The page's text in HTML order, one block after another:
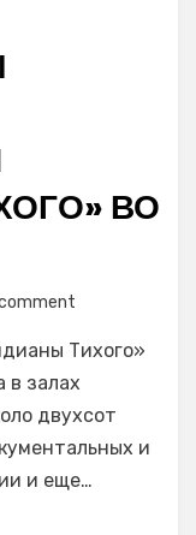
ВО
известны
победители
Тихого»
во
Тихого»
в залах
двухсот
и
и еще…